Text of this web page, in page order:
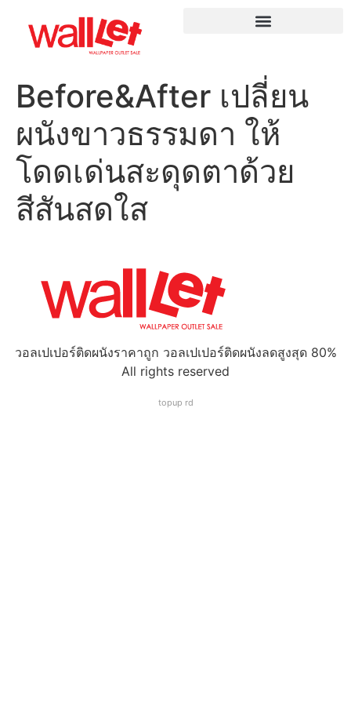
Before&After เปลี่ยน
ผนังขาวธรรมดา ให้
โดดเด่นสะดุดตาด้วย
สีสันสดใส
วอลเปเปอร์ติดผนังราคาถูก วอลเปเปอร์ติดผนังลดสูงสุด 80%
All rights reserved
topup rd